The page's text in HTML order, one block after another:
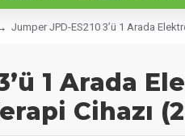
Jumper JPD-ES210 3’ü 1 Arada
1 Arada
Cihazı